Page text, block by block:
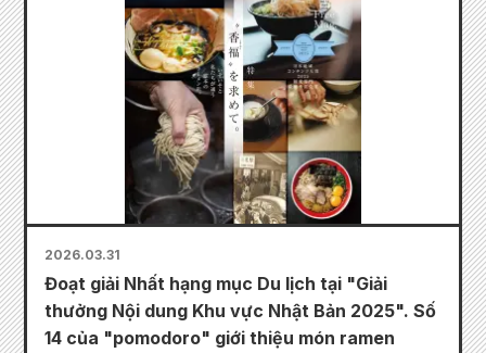
2026.03.31
Đoạt giải Nhất hạng mục Du lịch tại "Giải
thưởng Nội dung Khu vực Nhật Bản 2025". Số
14 của "pomodoro" giới thiệu món ramen